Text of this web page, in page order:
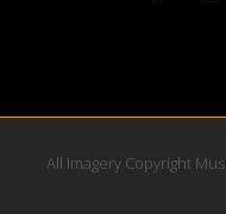
All Imagery Copyright